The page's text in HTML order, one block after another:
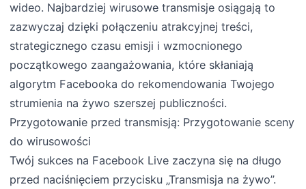
wideo. Najbardziej wirusowe transmisje osiągają to
zazwyczaj dzięki połączeniu atrakcyjnej treści,
strategicznego czasu emisji i wzmocnionego
początkowego zaangażowania, które skłaniają
algorytm Facebooka do rekomendowania Twojego
strumienia na żywo szerszej publiczności.
Przygotowanie przed transmisją: Przygotowanie sceny
do wirusowości
Twój sukces na Facebook Live zaczyna się na długo
przed naciśnięciem przycisku „Transmisja na żywo”.